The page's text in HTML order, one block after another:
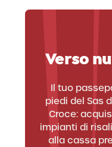
Verso
Il tuo
piedi del Sas
Croce:
impianti di
alla cassa